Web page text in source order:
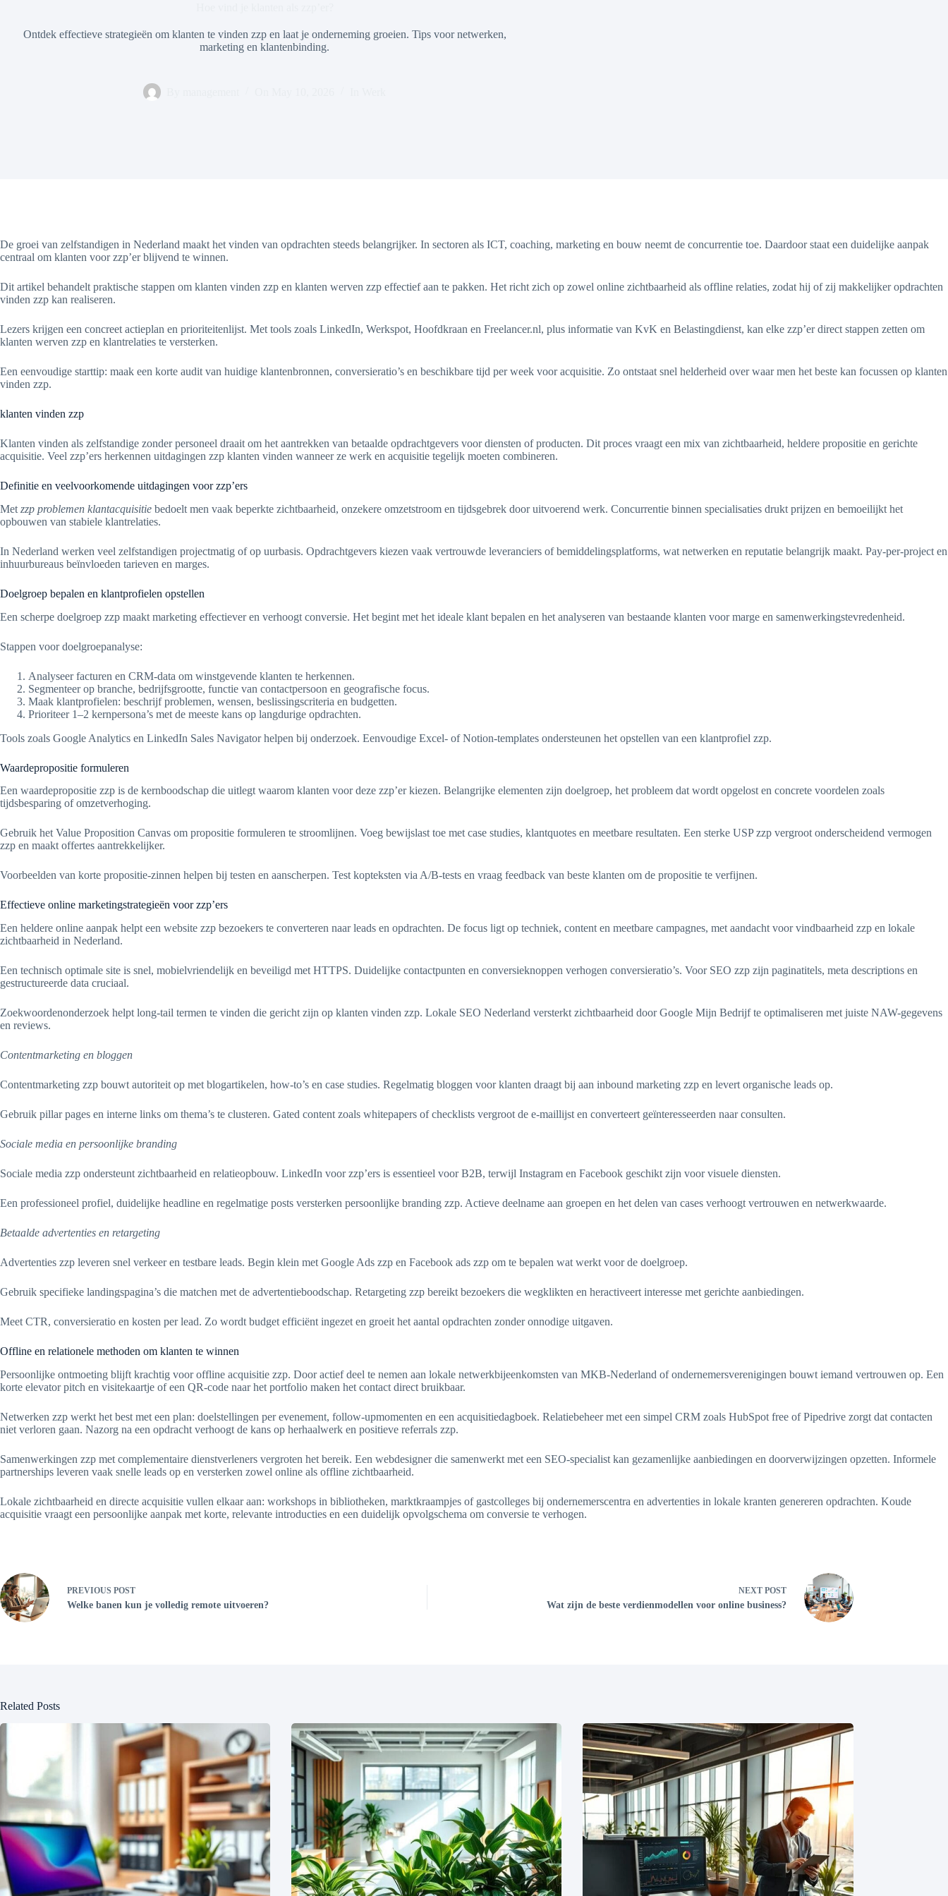
Ontdek effectieve strategieën om klanten te vinden zzp en laat je onderneming groeien. Tips voor netwerken,
marketing en klantenbinding.
De groei van zelfstandigen in Nederland maakt het vinden van opdrachten steeds belangrijker. In sectoren als ICT, coaching, marketing en bouw neemt de concurrentie toe. Daardoor staat een duidelijke aanpak
centraal om klanten voor zzp’er blijvend te winnen.
Dit artikel behandelt praktische stappen om klanten vinden zzp en klanten werven zzp effectief aan te pakken. Het richt zich op zowel online zichtbaarheid als offline relaties, zodat hij of zij makkelijker opdrachten
vinden zzp kan realiseren.
Lezers krijgen een concreet actieplan en prioriteitenlijst. Met tools zoals LinkedIn, Werkspot, Hoofdkraan en Freelancer.nl, plus informatie van KvK en Belastingdienst, kan elke zzp’er direct stappen zetten om
klanten werven zzp en klantrelaties te versterken.
Een eenvoudige starttip: maak een korte audit van huidige klantenbronnen, conversieratio’s en beschikbare tijd per week voor acquisitie. Zo ontstaat snel helderheid over waar men het beste kan focussen op klanten
vinden zzp.
klanten vinden zzp
Klanten vinden als zelfstandige zonder personeel draait om het aantrekken van betaalde opdrachtgevers voor diensten of producten. Dit proces vraagt een mix van zichtbaarheid, heldere propositie en gerichte
acquisitie. Veel zzp’ers herkennen uitdagingen zzp klanten vinden wanneer ze werk en acquisitie tegelijk moeten combineren.
Definitie en veelvoorkomende uitdagingen voor zzp’ers
Met zzp problemen klantacquisitie bedoelt men vaak beperkte zichtbaarheid, onzekere omzetstroom en tijdsgebrek door uitvoerend werk. Concurrentie binnen specialisaties drukt prijzen en bemoeilijkt het
opbouwen van stabiele klantrelaties.
In Nederland werken veel zelfstandigen projectmatig of op uurbasis. Opdrachtgevers kiezen vaak vertrouwde leveranciers of bemiddelingsplatforms, wat netwerken en reputatie belangrijk maakt. Pay-per-project en
inhuurbureaus beïnvloeden tarieven en marges.
Doelgroep bepalen en klantprofielen opstellen
Een scherpe doelgroep zzp maakt marketing effectiever en verhoogt conversie. Het begint met het ideale klant bepalen en het analyseren van bestaande klanten voor marge en samenwerkingstevredenheid.
Stappen voor doelgroepanalyse:
Analyseer facturen en CRM-data om winstgevende klanten te herkennen.
Segmenteer op branche, bedrijfsgrootte, functie van contactpersoon en geografische focus.
Maak klantprofielen: beschrijf problemen, wensen, beslissingscriteria en budgetten.
Prioriteer 1–2 kernpersona’s met de meeste kans op langdurige opdrachten.
Tools zoals Google Analytics en LinkedIn Sales Navigator helpen bij onderzoek. Eenvoudige Excel- of Notion-templates ondersteunen het opstellen van een klantprofiel zzp.
Waardepropositie formuleren
Een waardepropositie zzp is de kernboodschap die uitlegt waarom klanten voor deze zzp’er kiezen. Belangrijke elementen zijn doelgroep, het probleem dat wordt opgelost en concrete voordelen zoals
tijdsbesparing of omzetverhoging.
Gebruik het Value Proposition Canvas om propositie formuleren te stroomlijnen. Voeg bewijslast toe met case studies, klantquotes en meetbare resultaten. Een sterke USP zzp vergroot onderscheidend vermogen
zzp en maakt offertes aantrekkelijker.
Voorbeelden van korte propositie-zinnen helpen bij testen en aanscherpen. Test kopteksten via A/B-tests en vraag feedback van beste klanten om de propositie te verfijnen.
Effectieve online marketingstrategieën voor zzp’ers
Een heldere online aanpak helpt een website zzp bezoekers te converteren naar leads en opdrachten. De focus ligt op techniek, content en meetbare campagnes, met aandacht voor vindbaarheid zzp en lokale
zichtbaarheid in Nederland.
Een technisch optimale site is snel, mobielvriendelijk en beveiligd met HTTPS. Duidelijke contactpunten en conversieknoppen verhogen conversieratio’s. Voor SEO zzp zijn paginatitels, meta descriptions en
gestructureerde data cruciaal.
Zoekwoordenonderzoek helpt long-tail termen te vinden die gericht zijn op klanten vinden zzp. Lokale SEO Nederland versterkt zichtbaarheid door Google Mijn Bedrijf te optimaliseren met juiste NAW-gegevens
en reviews.
Contentmarketing en bloggen
Contentmarketing zzp bouwt autoriteit op met blogartikelen, how-to’s en case studies. Regelmatig bloggen voor klanten draagt bij aan inbound marketing zzp en levert organische leads op.
Gebruik pillar pages en interne links om thema’s te clusteren. Gated content zoals whitepapers of checklists vergroot de e-maillijst en converteert geïnteresseerden naar consulten.
Sociale media en persoonlijke branding
Sociale media zzp ondersteunt zichtbaarheid en relatieopbouw. LinkedIn voor zzp’ers is essentieel voor B2B, terwijl Instagram en Facebook geschikt zijn voor visuele diensten.
Een professioneel profiel, duidelijke headline en regelmatige posts versterken persoonlijke branding zzp. Actieve deelname aan groepen en het delen van cases verhoogt vertrouwen en netwerkwaarde.
Betaalde advertenties en retargeting
Advertenties zzp leveren snel verkeer en testbare leads. Begin klein met Google Ads zzp en Facebook ads zzp om te bepalen wat werkt voor de doelgroep.
Gebruik specifieke landingspagina’s die matchen met de advertentieboodschap. Retargeting zzp bereikt bezoekers die wegklikten en heractiveert interesse met gerichte aanbiedingen.
Meet CTR, conversieratio en kosten per lead. Zo wordt budget efficiënt ingezet en groeit het aantal opdrachten zonder onnodige uitgaven.
Offline en relationele methoden om klanten te winnen
Persoonlijke ontmoeting blijft krachtig voor offline acquisitie zzp. Door actief deel te nemen aan lokale netwerkbijeenkomsten van MKB-Nederland of ondernemersverenigingen bouwt iemand vertrouwen op. Een
korte elevator pitch en visitekaartje of een QR-code naar het portfolio maken het contact direct bruikbaar.
Netwerken zzp werkt het best met een plan: doelstellingen per evenement, follow-upmomenten en een acquisitiedagboek. Relatiebeheer met een simpel CRM zoals HubSpot free of Pipedrive zorgt dat contacten
niet verloren gaan. Nazorg na een opdracht verhoogt de kans op herhaalwerk en positieve referrals zzp.
Samenwerkingen zzp met complementaire dienstverleners vergroten het bereik. Een webdesigner die samenwerkt met een SEO-specialist kan gezamenlijke aanbiedingen en doorverwijzingen opzetten. Informele
partnerships leveren vaak snelle leads op en versterken zowel online als offline zichtbaarheid.
Lokale zichtbaarheid en directe acquisitie vullen elkaar aan: workshops in bibliotheken, marktkraampjes of gastcolleges bij ondernemerscentra en advertenties in lokale kranten genereren opdrachten. Koude
acquisitie vraagt een persoonlijke aanpak met korte, relevante introducties en een duidelijk opvolgschema om conversie te verhogen.
PREVIOUS POST
Welke banen kun je volledig remote uitvoeren?
NEXT POST
Wat zijn de beste verdienmodellen voor online business?
Related Posts